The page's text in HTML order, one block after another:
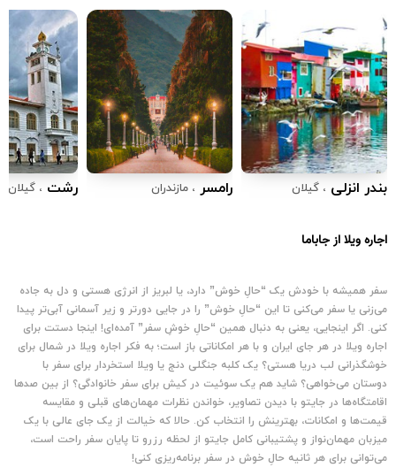
بندر انزلی ، گیلان رامسر ، مازندران رشت ، گیلان
اجاره ویلا از جاباما
سفر همیشه با خودش یک “حالِ خوش” دارد، یا لبریز از انرژی هستی و دل به جاده
می‌زنی ‌یا سفر می‌کنی تا این “حالِ خوش” را در جایی دورتر و زیر آسمانی آبی‌تر پیدا
کنی. اگر اینجایی، یعنی به دنبال همین “حالِ خوشِ سفر” آمده‌ای! اینجا دستت برای
اجاره ویلا در هر جای ایران و با هر امکاناتی باز است؛ به فکر اجاره ویلا در شمال برای
خوشگذرانی لب دریا هستی؟ یک کلبه جنگلی دنج یا ویلا استخردار برای سفر با
دوستان می‌خواهی؟ شاید هم یک سوئیت در کیش برای سفر خانوادگی؟ از بین صدها
اقامتگاه‌ها در جایتو با دیدن تصاویر، خواندن نظرات مهمان‌های قبلی و مقایسه
قیمت‌ها و امکانات، بهترینش را انتخاب کن. حالا که خیالت از یک جای عالی با یک
میزبان مهمان‌نواز و پشتیبانی کامل جایتو از لحظه رزرو تا پایان سفر راحت است،
می‌توانی برای هر ثانیه حالِ خوش در سفر برنامه‌ریزی کنی!